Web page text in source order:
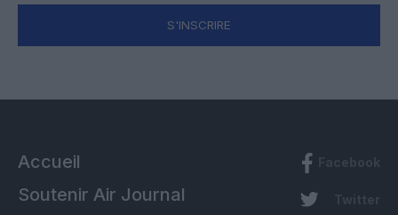
S'INSCRIRE
Accueil
Soutenir Air Journal